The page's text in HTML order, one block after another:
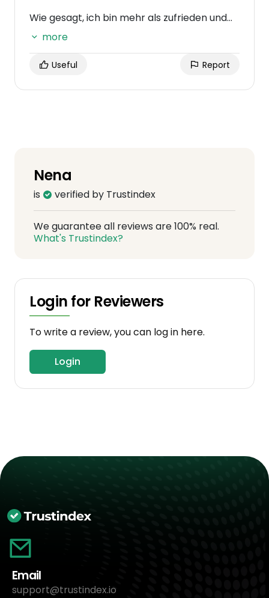
Wie gesagt, ich bin mehr als zufrieden und
staune immer noch jedes Mal, wenn ich auf
sicher sich dieser Sattel anfühlt.
more
Useful Report
Nena
is verified by Trustindex
We guarantee all reviews are 100% real.
What's Trustindex?
Login for Reviewers
To write a review, you can log in here.
Login
Email
support@trustindex.io